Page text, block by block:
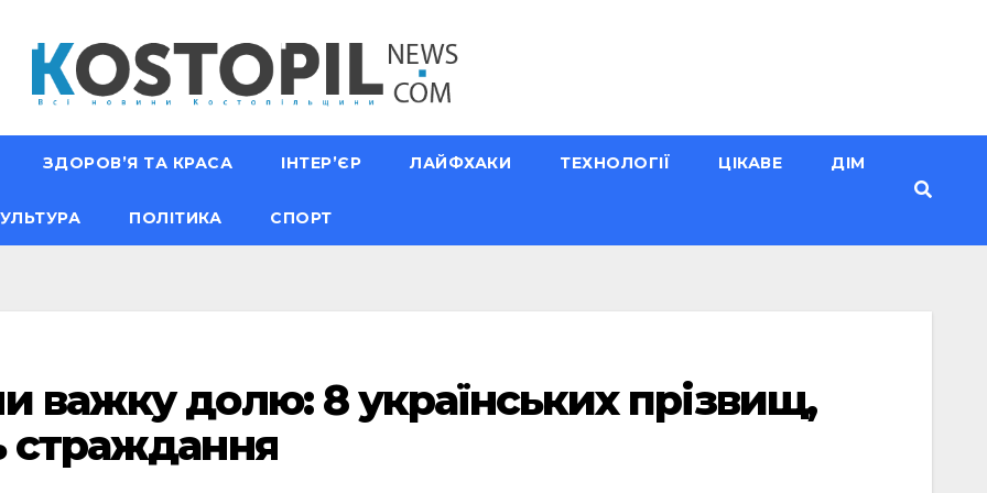
ЗДОРОВ’Я ТА КРАСА ІНТЕР’ЄР ЛАЙФХАКИ ТЕХНОЛОГІЇ ЦІКАВЕ ДІМ
ПОЛІТИКА СПОРТ
важку долю: 8 українських прізвищ,
страждання